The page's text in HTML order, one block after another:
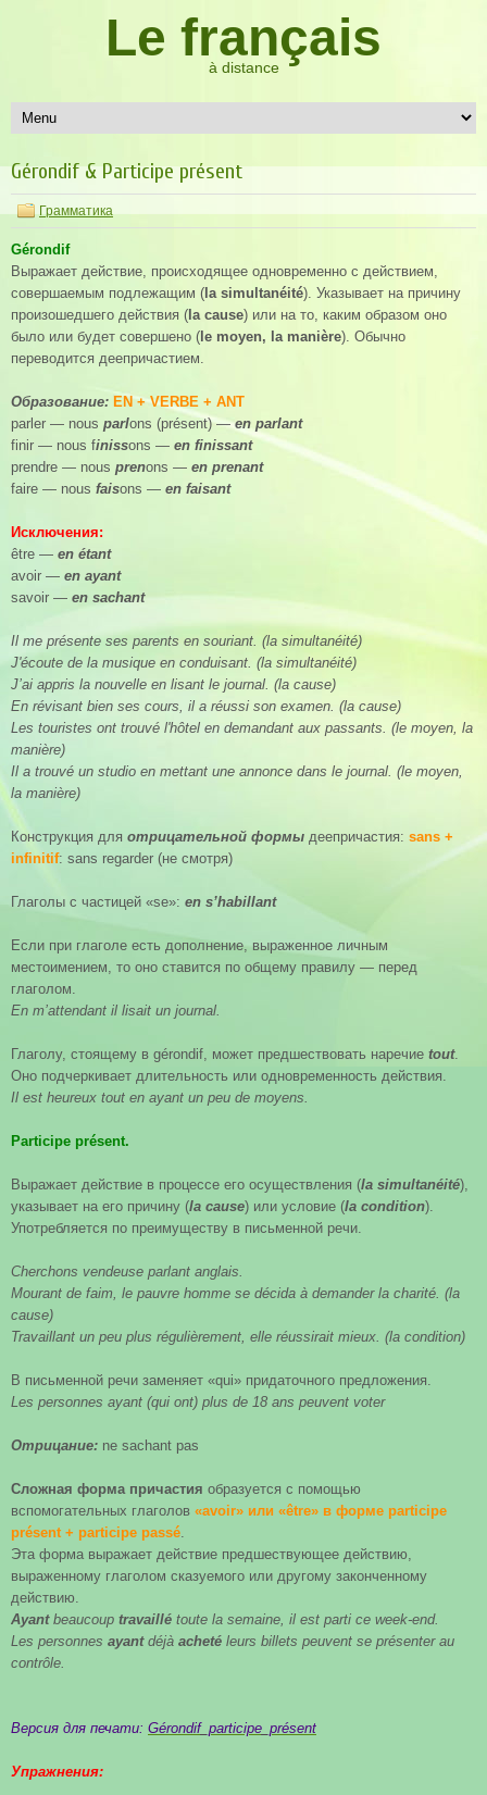
Le français
à distance
Gérondif & Participe présent
Грамматика
Gérondif
Выражает действие, происходящее одновременно с действием,
совершаемым подлежащим ( la simultanéité). Указывает на причину
произошедшего действия ( la cause) или на то, каким образом оно
было или будет совершено ( le moyen, la manière). Обычно
переводится деепричастием.
Образование: EN + VERBE + ANT
parler — nous parlons (présent) —en parlant
finir — nous finissons — en finissant
prendre — nous prenons — en prenant
faire — nous faisons — en faisant
Исключения:
être — en étant
avoir — en ayant
savoir — en sachant
Il me présente ses parents en souriant. (la simultanéité)
J'écoute de la musique en conduisant. (la simultanéité)
J’ai appris la nouvelle en lisant le journal. (la cause)
En révisant bien ses cours, il a réussi son examen. (la cause)
Les touristes ont trouvé l'hôtel en demandant aux passants. (le moyen, la
manière)
Il a trouvé un studio en mettant une annonce dans le journal. (le moyen,
la manière)
Конструкция для отрицательной формы деепричастия: sans +
infinitif: sans regarder (не смотря)
Глаголы с частицей «se»: en s’habillant
Если при глаголе есть дополнение, выраженное личным
местоимением, то оно ставится по общему правилу — перед
глаголом.
En m’attendant il lisait un journal.
Глаголу, стоящему в gérondif, может предшествовать наречие tout.
Оно подчеркивает длительность или одновременность действия.
Il est heureux tout en ayant un peu de moyens.
Participe présent.
Выражает действие в процессе его осуществления (la simultanéité),
указывает на его причину (la cause) или условие (la condition).
Употребляется по преимуществу в письменной речи.
Cherchons vendeuse parlant anglais.
Mourant de faim, le pauvre homme se décida à demander la charité. (la
cause)
Travaillant un peu plus régulièrement, elle réussirait mieux. (la condition)
В письменной речи заменяет «qui» придаточного предложения.
Les personnes ayant (qui ont) plus de 18 ans peuvent voter
Отрицание: ne sachant pas
Сложная форма причастия образуется с помощью
вспомогательных глаголов «avoir» или «être» в форме participe
présent + participe passé.
Эта форма выражает действие предшествующее действию,
выраженному глаголом сказуемого или другому законченному
действию.
Ayant beaucoup travaillé toute la semaine, il est parti ce week-end.
Les personnes ayant déjà acheté leurs billets peuvent se présenter au
contrôle.
Версия для печати: Gérondif_participe_présent
Упражнения: